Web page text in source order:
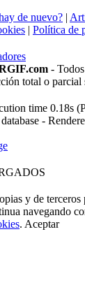
de nuevo?
Política de
-
total o parcial
time 0.18s
-
y de terceros
navegando
. Aceptar